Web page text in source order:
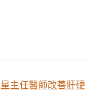
主任醫師改善肝硬